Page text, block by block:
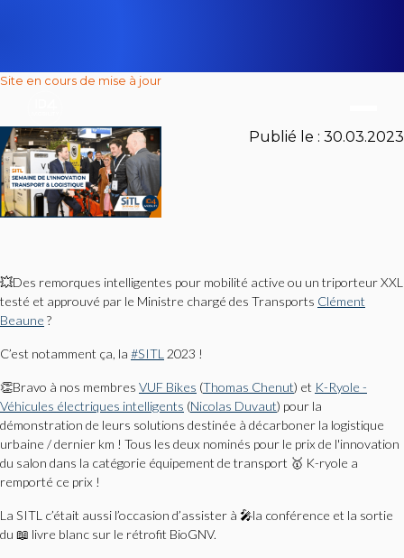
Site en cours de mise à jour
Publié le : 30.03.2023
💥Des remorques intelligentes pour mobilité active ou un triporteur XXL
testé et approuvé par le Ministre chargé des Transports Clément
Beaune ?
C’est notamment ça, la #SITL 2023 !
👏Bravo à nos membres VUF Bikes (Thomas Chenut) et K-Ryole -
Véhicules électriques intelligents (Nicolas Duvaut) pour la
démonstration de leurs solutions destinée à décarboner la logistique
urbaine / dernier km ! Tous les deux nominés pour le prix de l'innovation
du salon dans la catégorie équipement de transport 🥇 K-ryole a
remporté ce prix !
La SITL c’était aussi l’occasion d’assister à 🎤la conférence et la sortie
du 📖 livre blanc sur le rétrofit BioGNV.